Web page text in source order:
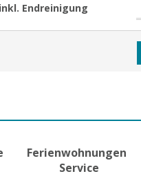
Endreinigung
Ferienwohnungen
Service